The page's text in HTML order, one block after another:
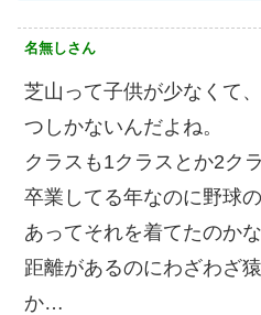
名無しさん
芝山って子供が少なくて
つしかないんだよね。
クラスも1クラスとか2クラ
卒業してる年なのに野球
あってそれを着てたのか
距離があるのにわざわざ
か…